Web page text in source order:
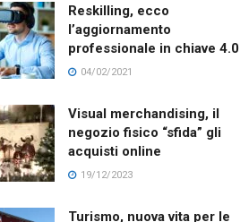
Reskilling, ecco
l’aggiornamento
professionale in chiave 4.0
04/02/2021
Visual merchandising, il
negozio fisico “sfida” gli
acquisti online
19/12/2023
Turismo, nuova vita per le